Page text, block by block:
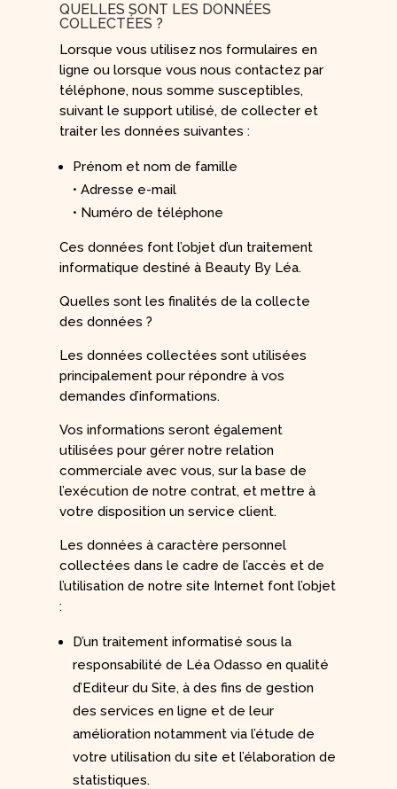
QUELLES SONT LES DONNÉES
COLLECTÉES ?
Lorsque vous utilisez nos formulaires en
ligne ou lorsque vous nous contactez par
téléphone, nous somme susceptibles,
suivant le support utilisé, de collecter et
traiter les données suivantes :
Prénom et nom de famille
• Adresse e-mail
• Numéro de téléphone
Ces données font l’objet d’un traitement
informatique destiné à Beauty By Léa.
Quelles sont les finalités de la collecte
des données ?
Les données collectées sont utilisées
principalement pour répondre à vos
demandes d’informations.
Vos informations seront également
utilisées pour gérer notre relation
commerciale avec vous, sur la base de
l’exécution de notre contrat, et mettre à
votre disposition un service client.
Les données à caractère personnel
collectées dans le cadre de l’accès et de
l’utilisation de notre site Internet font l’objet
:
D’un traitement informatisé sous la
responsabilité de Léa Odasso en qualité
d’Editeur du Site, à des fins de gestion
des services en ligne et de leur
amélioration notamment via l’étude de
votre utilisation du site et l’élaboration de
statistiques.